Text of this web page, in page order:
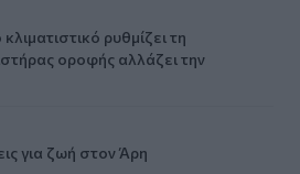
ρυθμίζει τη
οροφής αλλάζει την
για ζωή στον Άρη